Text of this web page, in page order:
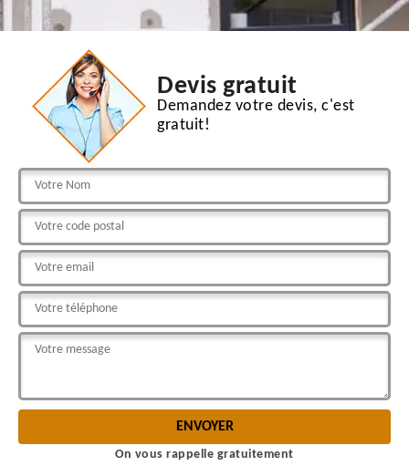
Devis gratuit
Demandez votre devis, c'est
gratuit!
On vous rappelle gratuitement